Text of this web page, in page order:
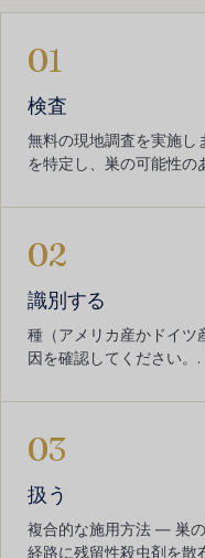
01
検査
無料の現地調査を実施し
を特定し、巣の可能性の
02
識別する
種（アメリカ産かドイツ
因を確認してください。.
03
扱う
複合的な施用方法 ― 巣
経路に残留性殺虫剤を散